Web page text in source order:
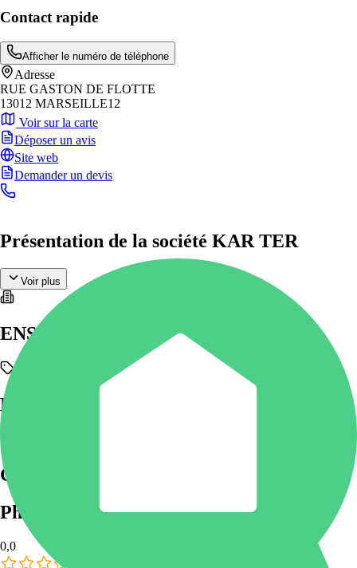
Contact rapide
Afficher le numéro de téléphone
Adresse
RUE GASTON DE FLOTTE
13012 MARSEILLE12
Voir sur la carte
Déposer un avis
Site web
Demander un devis
Présentation de la société KAR TER
Voir plus
ENSEIGNE DU GROUPE
MARQUES UTILISÉES
CERTIFICATIONS & LABELS
Photos
0,0